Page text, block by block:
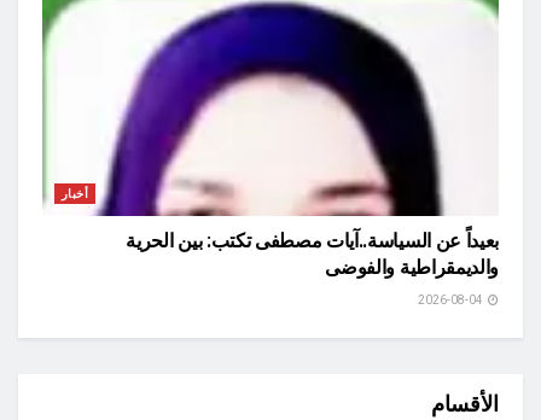
أخبار
بعيداً عن السياسة..آيات مصطفى تكتب: بين الحرية
والديمقراطية والفوضى
الأقسام